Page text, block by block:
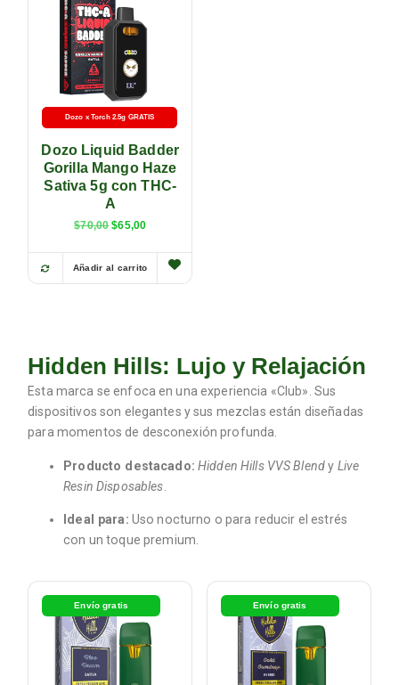
-5% con transferencia
Dozo x Torch 2.5g GRATIS
Dozo Liquid Badder
Gorilla Mango Haze
Sativa 5g con THC-
A
$70,00 $65,00
Añadir al carrito
Hidden Hills: Lujo y Relajación
Esta marca se enfoca en una experiencia «Club». Sus
dispositivos son elegantes y sus mezclas están diseñadas
para momentos de desconexión profunda.
Producto destacado: Hidden Hills VVS Blendy Live
Resin Disposables
Ideal para: Uso nocturno o para reducir el estrés
con un toque premium.
Envío gratis Envío gratis